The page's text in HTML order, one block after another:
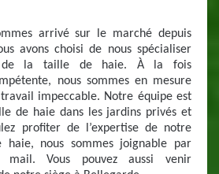
arrivé sur le marché depuis
avons choisi de nous spécialiser
de la taille de haie. À la fois
nous sommes en mesure
impeccable. Notre équipe est
de haie dans les jardins privés et
profiter de l’expertise de notre
nous sommes joignable par
Vous pouvez aussi venir